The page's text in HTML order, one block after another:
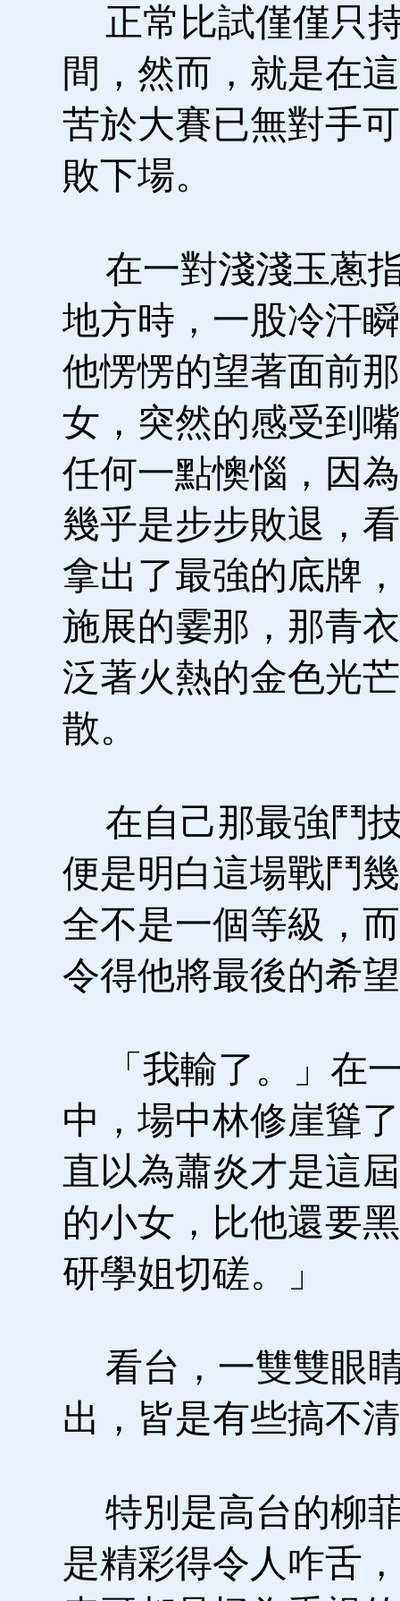
正常比試僅僅只
間，然而，就是在
苦於大賽已無對手
敗下場。
在一對淺淺玉蔥
地方時，一股冷汗
他愣愣的望著面前
女，突然的感受到
任何一點懊惱，因
幾乎是步步敗退，
拿出了最強的底牌
施展的霎那，那青
泛著火熱的金色光
散。
在自己那最強鬥
便是明白這場戰鬥
全不是一個等級，
令得他將最後的希
「我輸了。」在
中，場中林修崖聳
直以為蕭炎才是這
的小女，比他還要
研學姐切磋。」
看台，一雙雙眼
出，皆是有些搞不
特別是高台的柳
是精彩得令人咋舌